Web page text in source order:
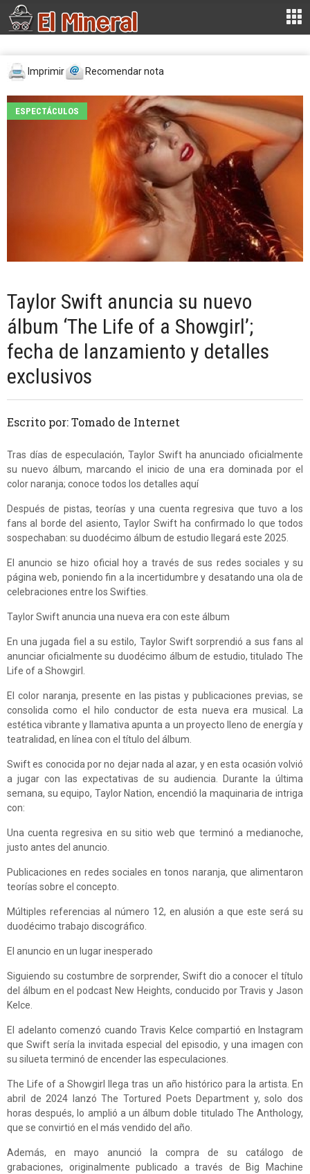
Imprimir Recomendar nota
ESPECTÁCULOS
Taylor Swift anuncia su nuevo
álbum ‘The Life of a Showgirl’;
fecha de lanzamiento y detalles
exclusivos
Escrito por: Tomado de Internet
Tras días de especulación, Taylor Swift ha anunciado oficialmente
su nuevo álbum, marcando el inicio de una era dominada por el
color naranja; conoce todos los detalles aquí
Después de pistas, teorías y una cuenta regresiva que tuvo a los
fans al borde del asiento, Taylor Swift ha confirmado lo que todos
sospechaban: su duodécimo álbum de estudio llegará este 2025.
El anuncio se hizo oficial hoy a través de sus redes sociales y su
página web, poniendo fin a la incertidumbre y desatando una ola de
celebraciones entre los Swifties.
Taylor Swift anuncia una nueva era con este álbum
En una jugada fiel a su estilo, Taylor Swift sorprendió a sus fans al
anunciar oficialmente su duodécimo álbum de estudio, titulado The
Life of a Showgirl.
El color naranja, presente en las pistas y publicaciones previas, se
consolida como el hilo conductor de esta nueva era musical. La
estética vibrante y llamativa apunta a un proyecto lleno de energía y
teatralidad, en línea con el título del álbum.
Swift es conocida por no dejar nada al azar, y en esta ocasión volvió
a jugar con las expectativas de su audiencia. Durante la última
semana, su equipo, Taylor Nation, encendió la maquinaria de intriga
con:
Una cuenta regresiva en su sitio web que terminó a medianoche,
justo antes del anuncio.
Publicaciones en redes sociales en tonos naranja, que alimentaron
teorías sobre el concepto.
Múltiples referencias al número 12, en alusión a que este será su
duodécimo trabajo discográfico.
El anuncio en un lugar inesperado
Siguiendo su costumbre de sorprender, Swift dio a conocer el título
del álbum en el podcast New Heights, conducido por Travis y Jason
Kelce.
El adelanto comenzó cuando Travis Kelce compartió en Instagram
que Swift sería la invitada especial del episodio, y una imagen con
su silueta terminó de encender las especulaciones.
The Life of a Showgirl llega tras un año histórico para la artista. En
abril de 2024 lanzó The Tortured Poets Department y, solo dos
horas después, lo amplió a un álbum doble titulado The Anthology,
que se convirtió en el más vendido del año.
Además, en mayo anunció la compra de su catálogo de
grabaciones, originalmente publicado a través de Big Machine